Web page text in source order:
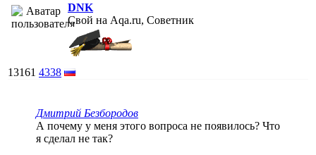
DNK
Свой на Aqa.ru, Советник
13161 4338
Дмитрий Безбородов
А почему у меня этого вопроса не появилось? Что
я сделал не так?